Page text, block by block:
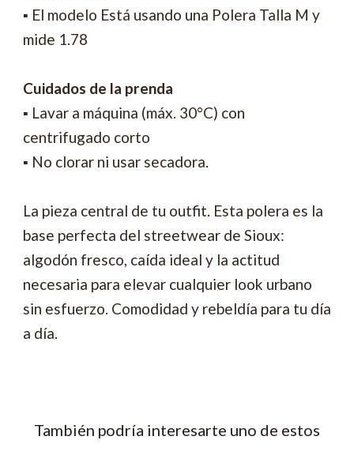
▪ El modelo Está usando una Polera Talla M y
mide 1.78
Cuidados de la prenda
▪ Lavar a máquina (máx. 30°C) con
centrifugado corto
▪ No clorar ni usar secadora.
La pieza central de tu outfit. Esta polera es la
base perfecta del streetwear de Sioux:
algodón fresco, caída ideal y la actitud
necesaria para elevar cualquier look urbano
sin esfuerzo. Comodidad y rebeldía para tu día
a día.
También podría interesarte uno de estos